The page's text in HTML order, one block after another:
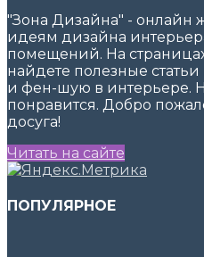
"Зона Дизайна" - онлайн
идеям дизайна
помещений. На
найдете полезные
и фен-шую в интерьере.
понравится. Добро
досуга!
Читать на сайте
ПОПУЛЯРНОЕ